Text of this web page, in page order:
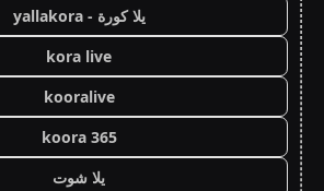
يلا كورة - yallakora
kora live
kooralive
koora 365
يلا شوت